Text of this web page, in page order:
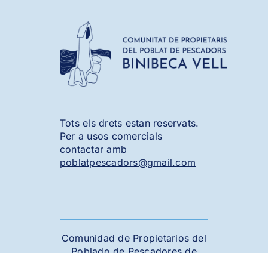
Tots els drets estan reservats.
Per a usos comercials
contactar amb
poblatpescadors@gmail.com
Comunidad de Propietarios del